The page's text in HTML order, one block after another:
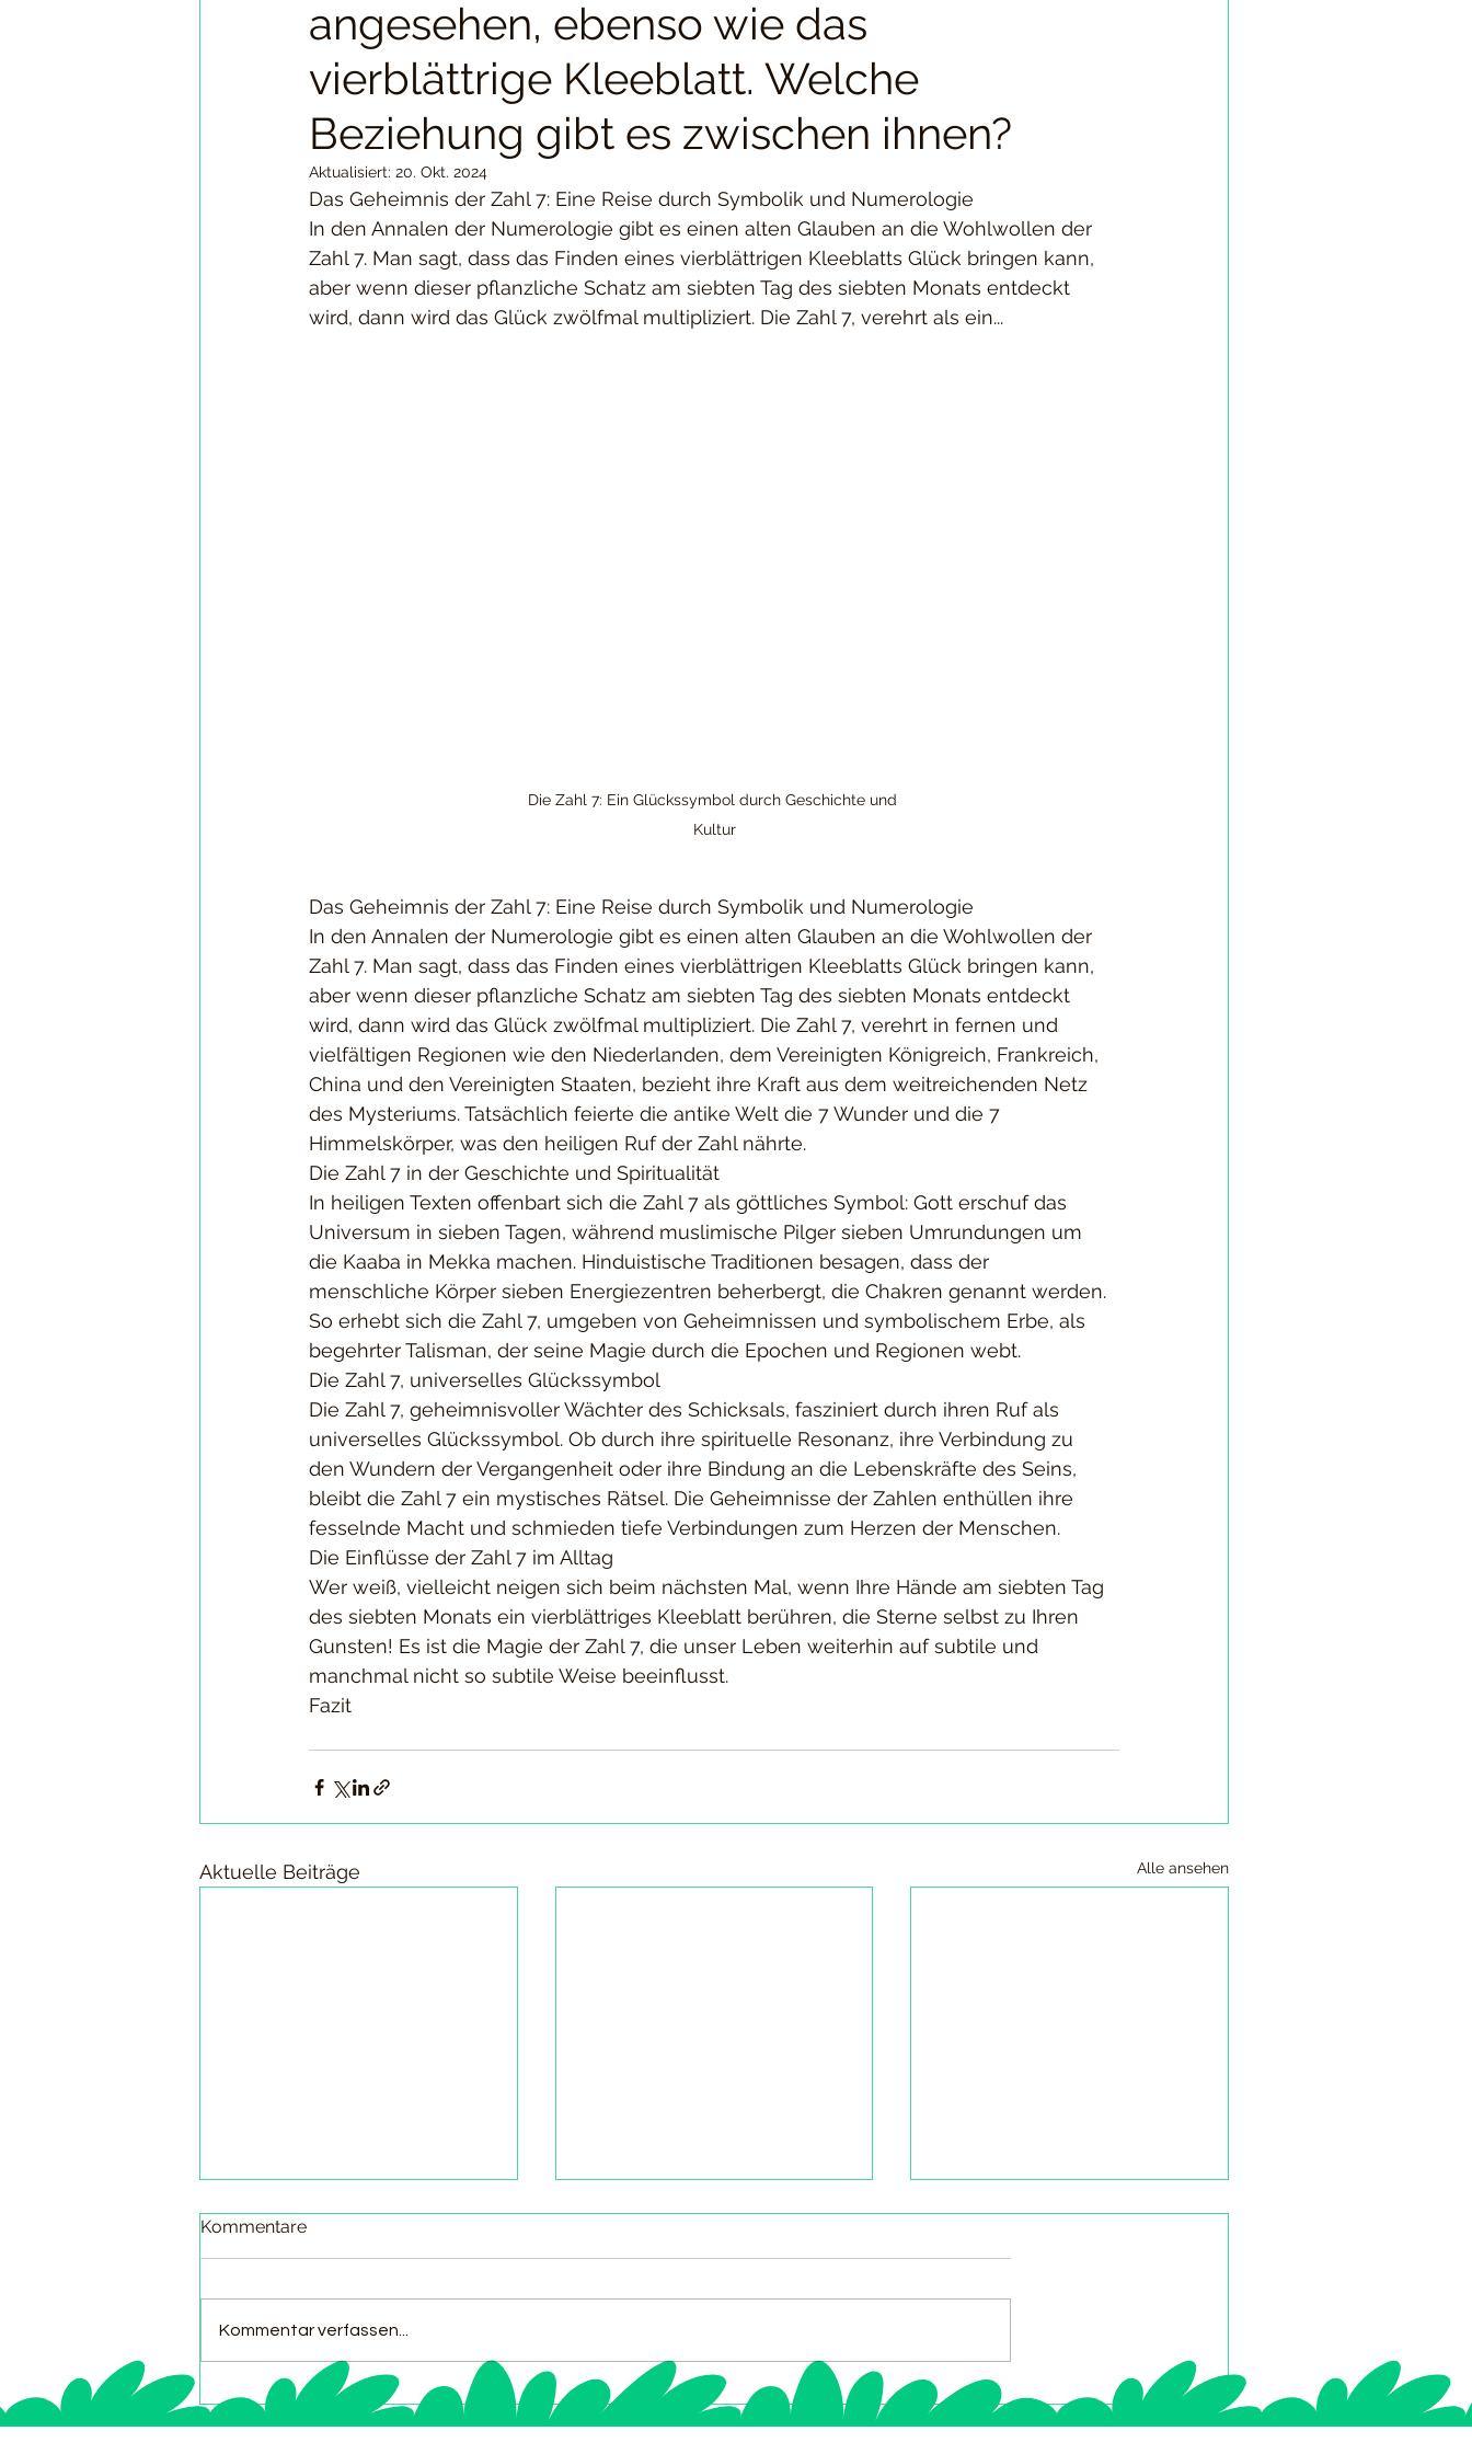
angesehen, ebenso wie das
vierblättrige Kleeblatt. Welche
Beziehung gibt es zwischen ihnen?
Aktualisiert: 20. Okt. 2024
Das Geheimnis der Zahl 7: Eine Reise durch Symbolik und Numerologie
In den Annalen der Numerologie gibt es einen alten Glauben an die Wohlwollen der
Zahl 7. Man sagt, dass das Finden eines vierblättrigen Kleeblatts Glück bringen kann,
aber wenn dieser pflanzliche Schatz am siebten Tag des siebten Monats entdeckt
wird, dann wird das Glück zwölfmal multipliziert. Die Zahl 7, verehrt als ein...
Die Zahl 7: Ein Glückssymbol durch Geschichte und
Kultur
Das Geheimnis der Zahl 7: Eine Reise durch Symbolik und Numerologie
In den Annalen der Numerologie gibt es einen alten Glauben an die Wohlwollen der
Zahl 7. Man sagt, dass das Finden eines vierblättrigen Kleeblatts Glück bringen kann,
aber wenn dieser pflanzliche Schatz am siebten Tag des siebten Monats entdeckt
wird, dann wird das Glück zwölfmal multipliziert. Die Zahl 7, verehrt in fernen und
vielfältigen Regionen wie den Niederlanden, dem Vereinigten Königreich, Frankreich,
China und den Vereinigten Staaten, bezieht ihre Kraft aus dem weitreichenden Netz
des Mysteriums. Tatsächlich feierte die antike Welt die 7 Wunder und die 7
Himmelskörper, was den heiligen Ruf der Zahl nährte.
Die Zahl 7 in der Geschichte und Spiritualität
In heiligen Texten offenbart sich die Zahl 7 als göttliches Symbol: Gott erschuf das
Universum in sieben Tagen, während muslimische Pilger sieben Umrundungen um
die Kaaba in Mekka machen. Hinduistische Traditionen besagen, dass der
menschliche Körper sieben Energiezentren beherbergt, die Chakren genannt werden.
So erhebt sich die Zahl 7, umgeben von Geheimnissen und symbolischem Erbe, als
begehrter Talisman, der seine Magie durch die Epochen und Regionen webt.
Die Zahl 7, universelles Glückssymbol
Die Zahl 7, geheimnisvoller Wächter des Schicksals, fasziniert durch ihren Ruf als
universelles Glückssymbol. Ob durch ihre spirituelle Resonanz, ihre Verbindung zu
den Wundern der Vergangenheit oder ihre Bindung an die Lebenskräfte des Seins,
bleibt die Zahl 7 ein mystisches Rätsel. Die Geheimnisse der Zahlen enthüllen ihre
fesselnde Macht und schmieden tiefe Verbindungen zum Herzen der Menschen.
Die Einflüsse der Zahl 7 im Alltag
Wer weiß, vielleicht neigen sich beim nächsten Mal, wenn Ihre Hände am siebten Tag
des siebten Monats ein vierblättriges Kleeblatt berühren, die Sterne selbst zu Ihren
Gunsten! Es ist die Magie der Zahl 7, die unser Leben weiterhin auf subtile und
manchmal nicht so subtile Weise beeinflusst.
Fazit
Aktuelle Beiträge Alle ansehen
Offrir un Trèfle à Quatre
Feuilles : Un Geste Magique
Direkte Ernte: Ein
Vierblättriges Kleeblatt 🍀
🎄 Weihnachtszauber mit
Le Pass Bonheur:
Kommentare
Kommentar verfassen...